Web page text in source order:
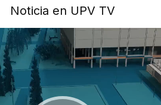
Noticia en UPV TV